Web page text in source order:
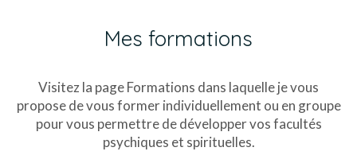
Mes formations
Visitez la page Formations dans laquelle je vous
propose de vous former individuellement ou en groupe
pour vous permettre de développer vos facultés
psychiques et spirituelles.